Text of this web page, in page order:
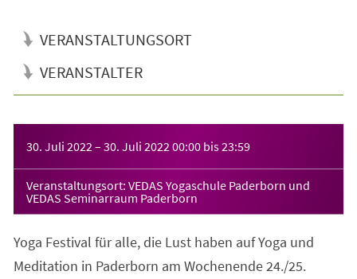
VERANSTALTUNGSORT
VERANSTALTER
30. Juli 2022 – 30. Juli 2022 00:00 bis23:59
Veranstaltungsort: VEDAS Yogaschule Paderborn und
VEDAS Seminarraum Paderborn
Yoga Festival für alle, die Lust haben auf Yoga und
Meditation in Paderborn am Wochenende 24./25.